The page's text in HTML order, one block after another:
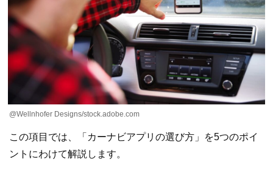
@Wellnhofer Designs/stock.adobe.com
この項目では、「カーナビアプリの選び方」を5つのポイ
ントにわけて解説します。